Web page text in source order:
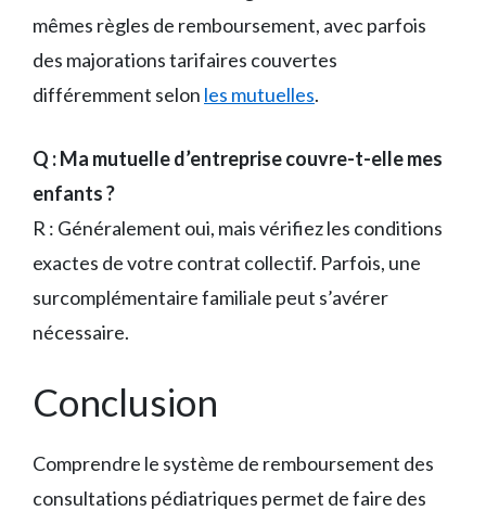
mêmes règles de remboursement, avec parfois
des majorations tarifaires couvertes
différemment selon les mutuelles.
Q : Ma mutuelle d’entreprise couvre-t-elle mes
enfants ?
R : Généralement oui, mais vérifiez les conditions
exactes de votre contrat collectif. Parfois, une
surcomplémentaire familiale peut s’avérer
nécessaire.
Conclusion
Comprendre le système de remboursement des
consultations pédiatriques permet de faire des